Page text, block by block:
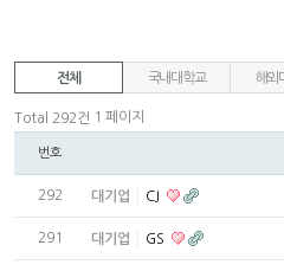
전체 국내대학교 해외
Total 292건 1 페이지
번호
292 대기업 CJ
291 대기업 GS